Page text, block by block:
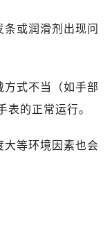
或润滑剂出现问
式不当（如手部
表的正常运行。
大等环境因素也会